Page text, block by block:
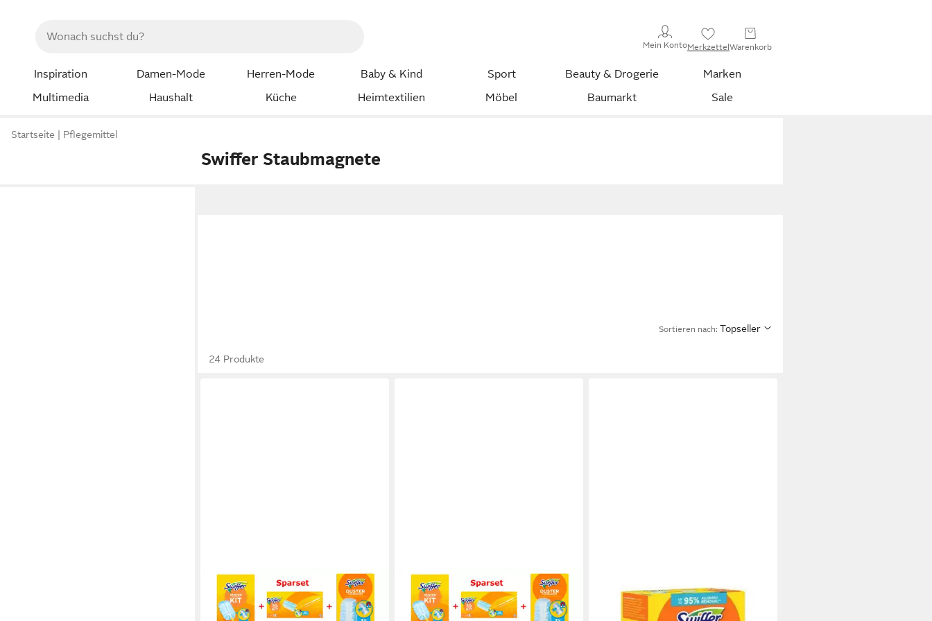
Mein KontoMerkzettelWarenkorb
Inspiration Damen-Mode Herren-Mode Baby & Kind Sport Beauty & Drogerie
Marken
Multimedia
Haushalt Küche Heimtextilien Möbel Baumarkt Sale
Startseite Pflegemittel
Swiffer Staubmagnete
Sortieren nach: Topseller
24 Produkte
SWIFFER
Swiffer Staubmagnet XXL Set
Teleskopgriff Handgriff 14 Tücher
SWIFFER
Swiffer Staubmagnet XXL Set
Teleskopgriff Handgriff 14 Tücher
Swiffer DUSTER STAUBMAGNET
mit Febreze-Duft Staubfangtücher